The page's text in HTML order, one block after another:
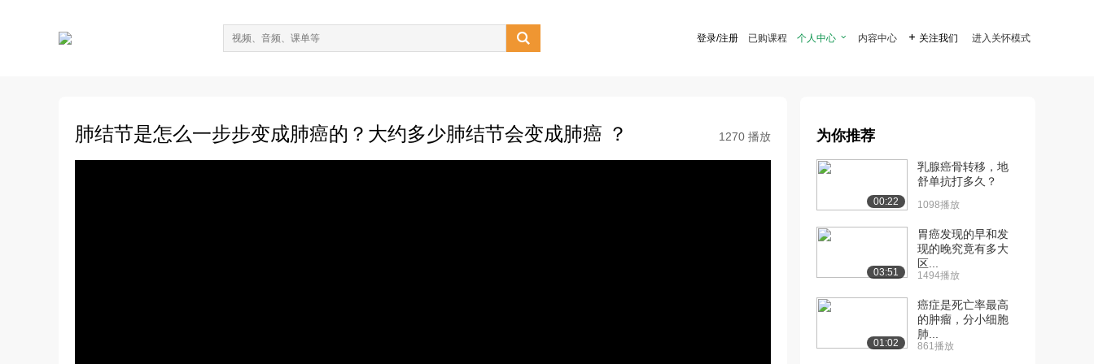
 登录/注册 已购课程 个人中心  内容中心  关注我们 进入关怀模式
肺结节是怎么一步步变成肺癌的？大约多少肺结节会变成肺癌 ？ 1270 播放 为你推荐
00:22
乳腺癌骨转移，地
舒单抗打多久？
1098播放
03:51
胃癌发现的早和发
现的晚究竟有多大
区...
1494播放
01:02
癌症是死亡率最高
的肿瘤，分小细胞
肺...
861播放